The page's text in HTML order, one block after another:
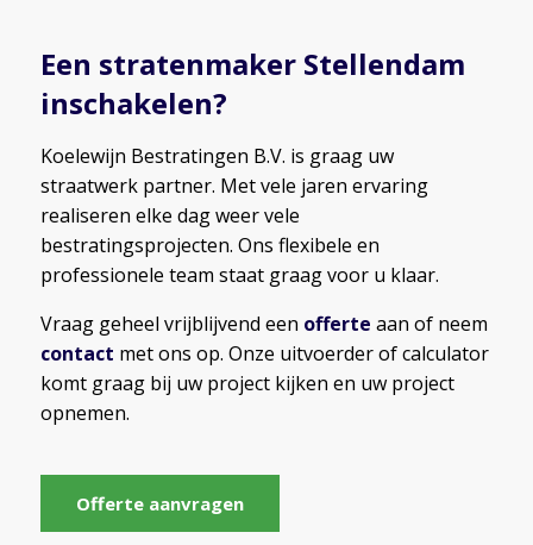
Een stratenmaker Stellendam
inschakelen?
Koelewijn Bestratingen B.V. is graag uw
straatwerk partner. Met vele jaren ervaring
realiseren elke dag weer vele
bestratingsprojecten. Ons flexibele en
professionele team staat graag voor u klaar.
Vraag geheel vrijblijvend een offerte aan of neem
contact met ons op. Onze uitvoerder of calculator
komt graag bij uw project kijken en uw project
opnemen.
Offerte aanvragen